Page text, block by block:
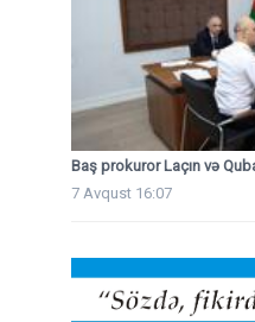
Baş prokuror Laçın və
7 Avqust 16:07